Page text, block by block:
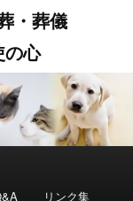
・葬儀
の心
リンク集